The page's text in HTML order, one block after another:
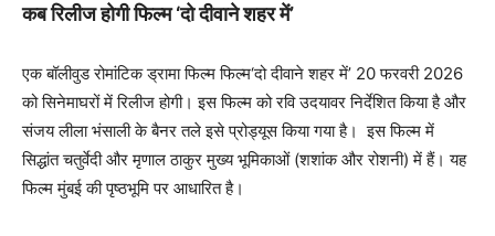
कब रिलीज होगी फिल्म ‘दो दीवाने शहर में’
एक बॉलीवुड रोमांटिक ड्रामा फिल्म फिल्म‘दो दीवाने शहर में’ 20 फरवरी 2026
को सिनेमाघरों में रिलीज होगी। इस फिल्म को रवि उदयावर निर्देशित किया है और
संजय लीला भंसाली के बैनर तले इसे प्रोड्यूस किया गया है। इस फिल्म में
सिद्धांत चतुर्वेदी और मृणाल ठाकुर मुख्य भूमिकाओं (शशांक और रोशनी) में हैं। यह
फिल्म मुंबई की पृष्ठभूमि पर आधारित है।